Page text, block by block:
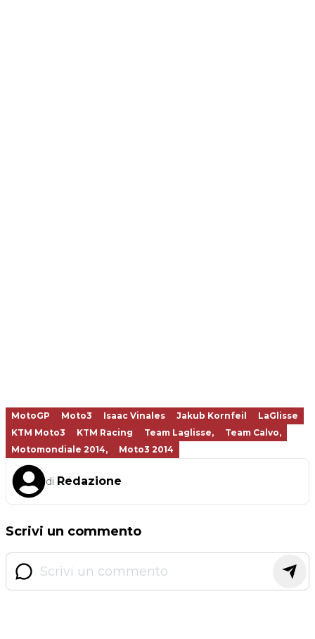
MotoGP Moto3 Isaac Vinales Jakub Kornfeil
LaGlisse
KTM Moto3
KTM Racing Team Laglisse,
Team Calvo,
Motomondiale 2014,
Moto3 2014
di Redazione
Scrivi un commento